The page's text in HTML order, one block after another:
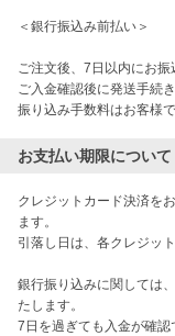
＜銀行振込み前払い＞
ご注文後、7日以内にお振
ご入金確認後に発送手続
振り込み手数料はお客様
お支払い期限について
クレジットカード決済を
ます。
引落し日は、各クレジッ
銀行振り込みに関しては
たします。
7日を過ぎても入金が確